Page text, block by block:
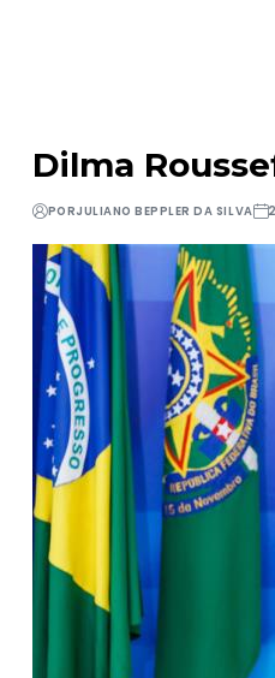
Dilma
PORJULIANO BEPPLER DA SILVA